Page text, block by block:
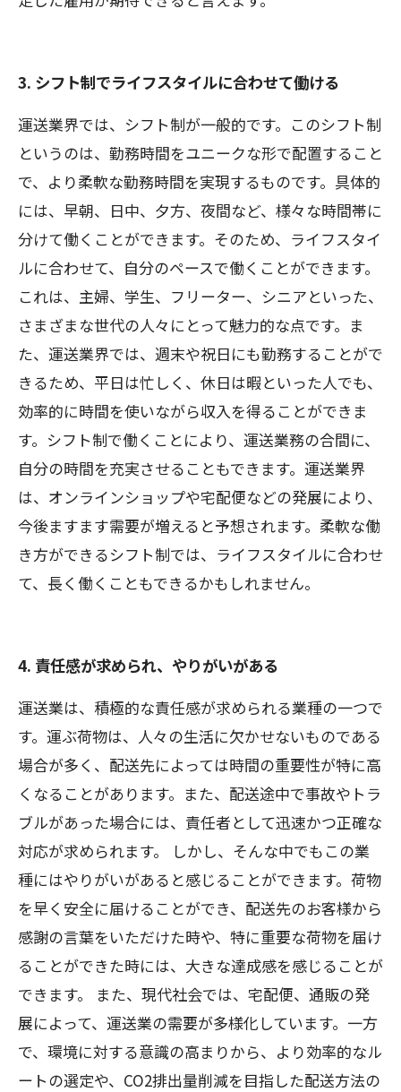
3. シフト制でライフスタイルに合わせて働ける
運送業界では、シフト制が一般的です。このシフト制
というのは、勤務時間をユニークな形で配置すること
で、より柔軟な勤務時間を実現するものです。具体的
には、早朝、日中、夕方、夜間など、様々な時間帯に
分けて働くことができます。そのため、ライフスタイ
ルに合わせて、自分のペースで働くことができます。
これは、主婦、学生、フリーター、シニアといった、
さまざまな世代の人々にとって魅力的な点です。ま
た、運送業界では、週末や祝日にも勤務することがで
きるため、平日は忙しく、休日は暇といった人でも、
効率的に時間を使いながら収入を得ることができま
す。シフト制で働くことにより、運送業務の合間に、
自分の時間を充実させることもできます。運送業界
は、オンラインショップや宅配便などの発展により、
今後ますます需要が増えると予想されます。柔軟な働
き方ができるシフト制では、ライフスタイルに合わせ
て、長く働くこともできるかもしれません。
4. 責任感が求められ、やりがいがある
運送業は、積極的な責任感が求められる業種の一つで
す。運ぶ荷物は、人々の生活に欠かせないものである
場合が多く、配送先によっては時間の重要性が特に高
くなることがあります。また、配送途中で事故やトラ
ブルがあった場合には、責任者として迅速かつ正確な
対応が求められます。 しかし、そんな中でもこの業
種にはやりがいがあると感じることができます。荷物
を早く安全に届けることができ、配送先のお客様から
感謝の言葉をいただけた時や、特に重要な荷物を届け
ることができた時には、大きな達成感を感じることが
できます。 また、現代社会では、宅配便、通販の発
展によって、運送業の需要が多様化しています。一方
で、環境に対する意識の高まりから、より効率的なル
ートの選定や、CO2排出量削減を目指した配送方法の